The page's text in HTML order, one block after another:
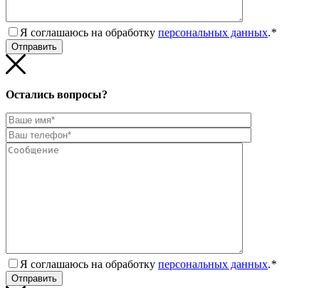
Я соглашаюсь на обработку персональных данных.*
Остались вопросы?
Я соглашаюсь на обработку персональных данных.*